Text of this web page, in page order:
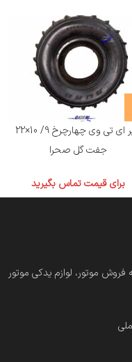
تایر ای تی وی چهارچرخ 9/ 10×22
جفت گل صحرا
برای قیمت تماس بگیرید
موتور، لوازم یدکی موتور